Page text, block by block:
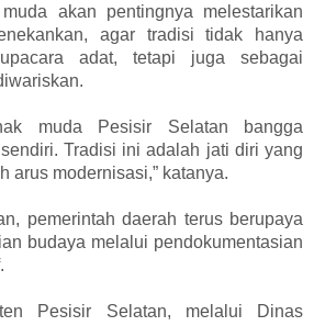
akan pentingnya melestarikan
agar tradisi tidak hanya
adat, tetapi juga sebagai
muda Pesisir Selatan bangga
Tradisi ini adalah jati diri yang
arus modernisasi,” katanya.
pemerintah daerah terus berupaya
budaya melalui pendokumentasian
Pesisir Selatan, melalui Dinas